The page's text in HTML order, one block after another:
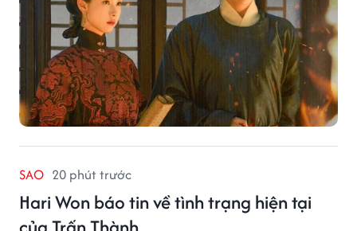
SAO 20 phút trước
Hari Won báo tin về tình trạng hiện tại